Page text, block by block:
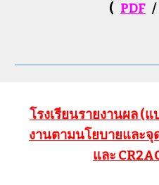
( PDF /
โรงเรียนรายงานผล (แ
งานตามนโยบายและจุ
และ